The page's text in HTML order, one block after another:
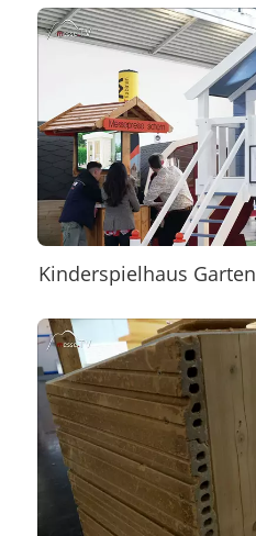
Kinderspielhaus Garten